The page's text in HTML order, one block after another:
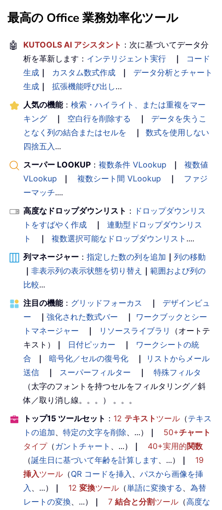
最高の Office 業務効率化ツール
🤖 KUTOOLS AI アシスタント ：次に基づいてデータ分
析を革新します： インテリジェント実行 ｜
コード
生成 ｜ カスタム数式作成 ｜
データ分析とチャート
生成 ｜ 拡張機能呼び出し…
人気の機能： 検索・ハイライト、または重複をマー
キング
｜ 空白行を削除する ｜
データを失うこ
となく列の結合またはセルを
｜
数式を使用しない
四捨五入...
スーパー LOOKUP ： 複数条件 VLookup ｜
複数値
VLookup
｜ 複数シート間 VLookup ｜
ファジ
ーマッチ....
高度なドロップダウンリスト ： ドロップダウンリス
トをすばやく作成
｜
連動型ドロップダウンリス
ト
｜ 複数選択可能なドロップダウンリスト ....
列マネージャー ： 指定した数の列を追加 ｜ 列の移動
｜ 非表示列の表示状態を切り替え ｜ 範囲および列の
比較...
注目の機能： グリッドフォーカス ｜
デザインビュ
ー
｜ 強化された数式バー ｜
ワークブックとシー
トマネージャー
｜ リソースライブラリ
（オートテ
キスト）
｜ 日付ピッカー ｜
ワークシートの統
合
｜ 暗号化／セルの復号化 ｜
リストからメール
送信
｜ スーパーフィルター ｜
特殊フィルタ
（太字のフォントを持つセルをフィルタリング／斜
体／取り消し線。。。） 。。。
トップ15 ツールセット ： 12 テキスト ツール （テキス
トの追加、 特定の文字を削除、...） ｜ 50+チャート
タイプ（ ガントチャート 、...） ｜ 40+実用的関数
（誕生日に基づいて年齢を計算します、...） ｜
19
挿入ツール （QR コードを挿入 、 パスから画像を挿
入 、...） ｜ 12 変換ツール （単語に変換する 、 為替
レートの変換、...） ｜ 7 結合と分割ツール （高度な